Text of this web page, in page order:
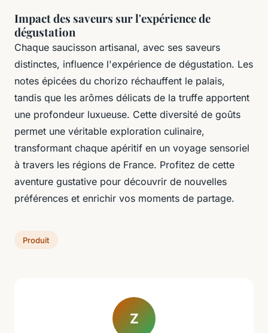
Impact des saveurs sur l'expérience de
dégustation
Chaque saucisson artisanal, avec ses saveurs
distinctes, influence l'expérience de dégustation. Les
notes épicées du chorizo réchauffent le palais,
tandis que les arômes délicats de la truffe apportent
une profondeur luxueuse. Cette diversité de goûts
permet une véritable exploration culinaire,
transformant chaque apéritif en un voyage sensoriel
à travers les régions de France. Profitez de cette
aventure gustative pour découvrir de nouvelles
préférences et enrichir vos moments de partage.
Produit
Z